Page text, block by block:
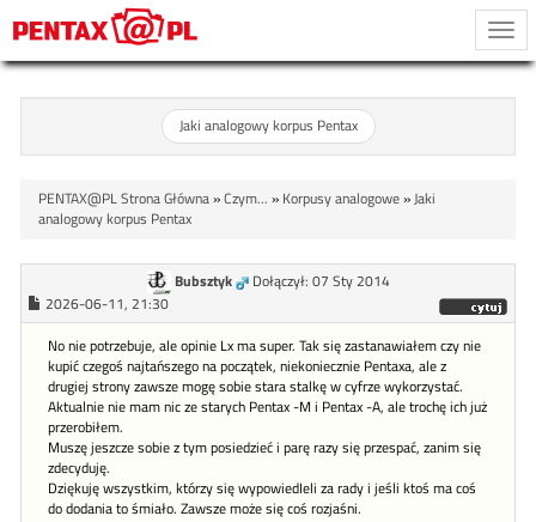
Jaki analogowy korpus Pentax
PENTAX@PL Strona Główna»Czym... » Korpusy analogowe»Jaki
analogowy korpus Pentax
Bubsztyk
Dołączył: 07 Sty 2014
2026-06-11, 21:30
No nie potrzebuje, ale opinie Lx ma super. Tak się zastanawiałem czy nie
kupić czegoś najtańszego na początek, niekoniecznie Pentaxa, ale z
drugiej strony zawsze mogę sobie stara stalkę w cyfrze wykorzystać.
Aktualnie nie mam nic ze starych Pentax -M i Pentax -A, ale trochę ich już
przerobiłem.
Muszę jeszcze sobie z tym posiedzieć i parę razy się przespać, zanim się
zdecyduję.
Dziękuję wszystkim, którzy się wypowiedIeli za rady i jeśli ktoś ma coś
do dodania to śmiało. Zawsze może się coś rozjaśni.